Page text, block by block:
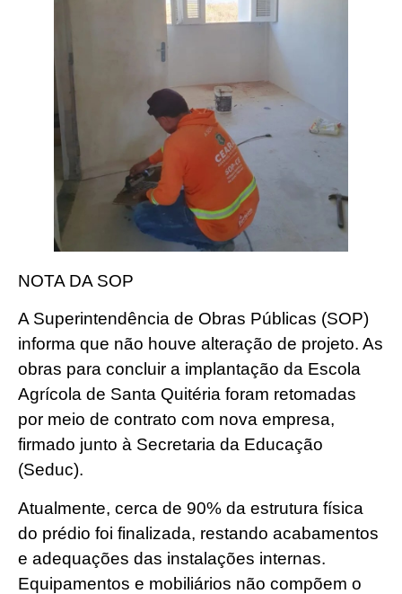
NOTA DA SOP
A Superintendência de Obras Públicas (SOP)
informa que não houve alteração de projeto. As
obras para concluir a implantação da Escola
Agrícola de Santa Quitéria foram retomadas
por meio de contrato com nova empresa,
firmado junto à Secretaria da Educação
(Seduc).
Atualmente, cerca de 90% da estrutura física
do prédio foi finalizada, restando acabamentos
e adequações das instalações internas.
Equipamentos e mobiliários não compõem o